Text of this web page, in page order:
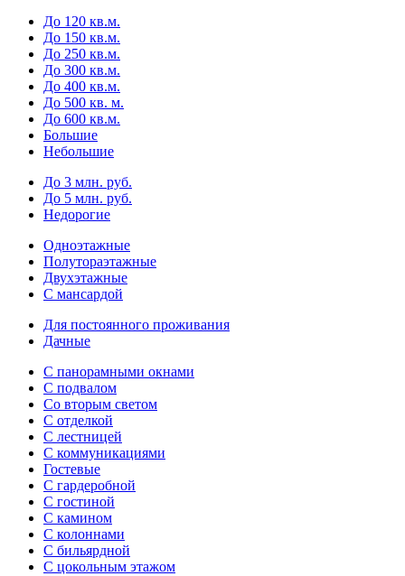
До 120 кв.м.
До 150 кв.м.
До 250 кв.м.
До 300 кв.м.
До 400 кв.м.
До 500 кв. м.
До 600 кв.м.
Большие
Небольшие
До 3 млн. руб.
До 5 млн. руб.
Недорогие
Одноэтажные
Полутораэтажные
Двухэтажные
С мансардой
Для постоянного проживания
Дачные
С панорамными окнами
С подвалом
Со вторым светом
С отделкой
С лестницей
С коммуникациями
Гостевые
С гардеробной
С гостиной
С камином
С колоннами
С бильярдной
С цокольным этажом